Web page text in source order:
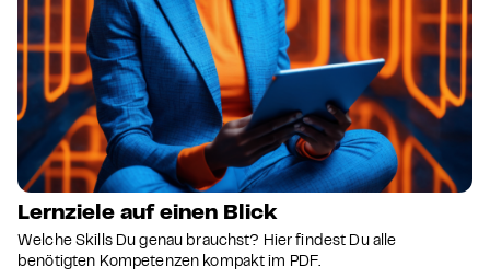
Lernziele auf einen Blick
Welche Skills Du genau brauchst? Hier findest Du alle
benötigten Kompetenzen kompakt im PDF.